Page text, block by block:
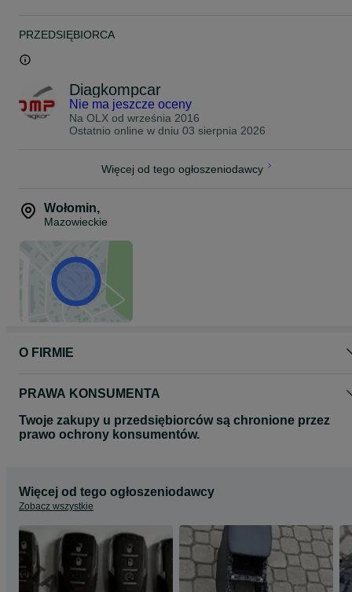
PRZEDSIĘBIORCA
Diagkompcar
Nie ma jeszcze oceny
Na OLX od września 2016
Ostatnio online w dniu 03 sierpnia 2026
Więcej od tego ogłoszeniodawcy
Wołomin,
Mazowieckie
O FIRMIE
PRAWA KONSUMENTA
Twoje zakupy u przedsiębiorców są chronione przez
prawo ochrony konsumentów.
Więcej od tego ogłoszeniodawcy
Zobacz wszystkie